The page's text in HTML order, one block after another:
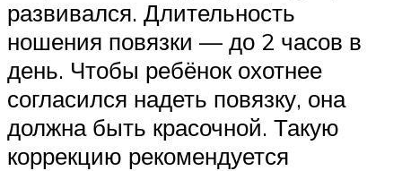
развивался. Длительность
ношения повязки — до 2 часов в
день. Чтобы ребёнок охотнее
согласился надеть повязку, она
должна быть красочной. Такую
коррекцию рекомендуется